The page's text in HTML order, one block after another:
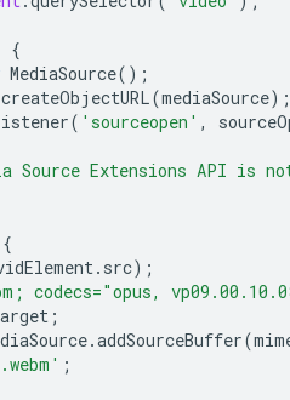
{
MediaSource();
createObjectURL(mediaSource);
( 'sourceopen' ,
Source Extensions API is
{
. src);
codecs="opus,
;
.addSourceBuffer(
;